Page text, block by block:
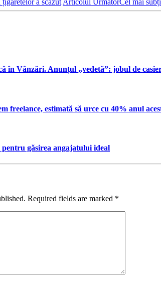
țigaretelor a scăzut Articolul UrmatorCel mai
în Vânzări. Anunțul „vedetă”: jobul de
freelance, estimată să urce cu 40% anul
găsirea angajatului ideal
Required fields are marked *